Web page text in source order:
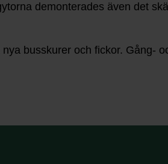
demonterades även det
busskurer och fickor. Gång-